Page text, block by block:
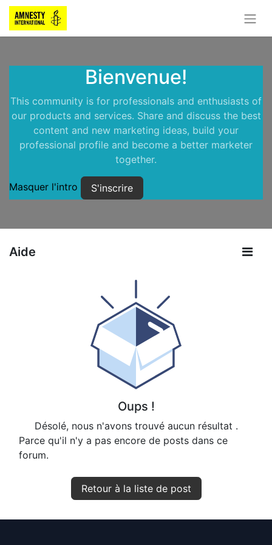
Bienvenue!
This community is for professionals and enthusiasts of
our products and services. Share and discuss the best
content and new marketing ideas, build your
professional profile and become a better marketer
together.
Masquer l'intro S'inscrire
Aide
Oups !
Désolé, nous n'avons trouvé aucun résultat .
Parce qu'il n'y a pas encore de posts dans ce
forum.
Retour à la liste de post